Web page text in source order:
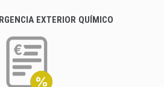
EXTERIOR QUÍMICO